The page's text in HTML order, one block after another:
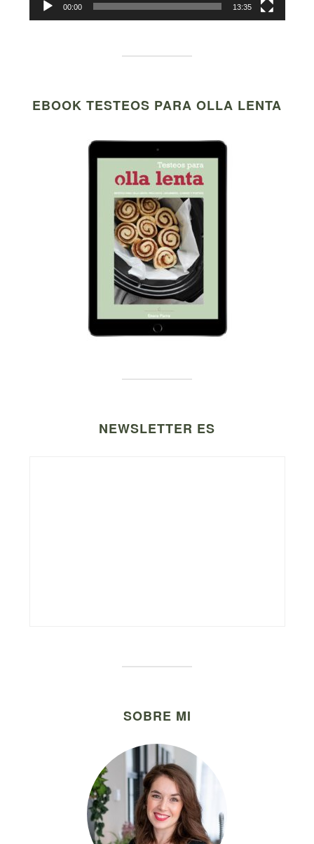
00:00 13:35
EBOOK TESTEOS PARA OLLA LENTA
NEWSLETTER ES
SOBRE MI